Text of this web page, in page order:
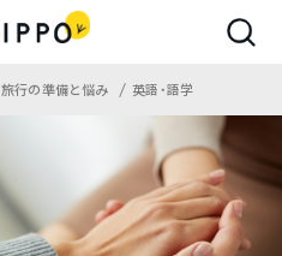
旅行の準備と悩み 英語・語学